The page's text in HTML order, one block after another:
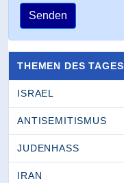
Senden
THEMEN DES TAGES
ISRAEL
ANTISEMITISMUS
JUDENHASS
IRAN